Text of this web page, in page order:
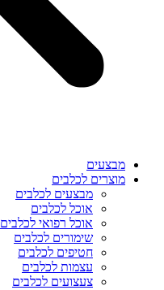
מבצעים
מוצרים לכלבים
מבצעים לכלבים
אוכל לכלבים
אוכל רפואי לכלבים
שימורים לכלבים
חטיפים לכלבים
עצמות לכלבים
צעצועים לכלבים